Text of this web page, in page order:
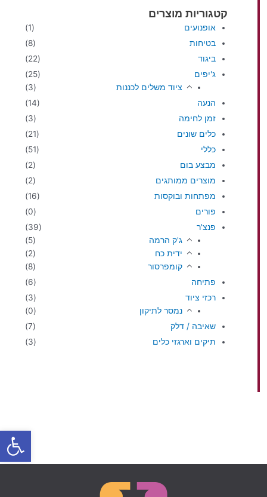
פתח
קטגוריות מוצרים
אופנועים
(1)
בטיחות
(8)
ביגוד
(22)
ג'יפים
(25)
ציוד משלים לכננות
(3)
הנעה
(14)
זמן לחימה
(3)
כלים שונים
(21)
כללי
(51)
מבצע בום
(2)
מוצרים ממותגים
(2)
מפתחות ובוקסות
(16)
פורים
(0)
פנצ'ר
(39)
ג'ק הרמה
(5)
ידית כח
(2)
קומפרסור
(8)
פתיחה
(6)
רכזי ציוד
(3)
נמסר לתיקון
(0)
שאיבה / דלק
(7)
תיקים וארגזי כלים
(3)